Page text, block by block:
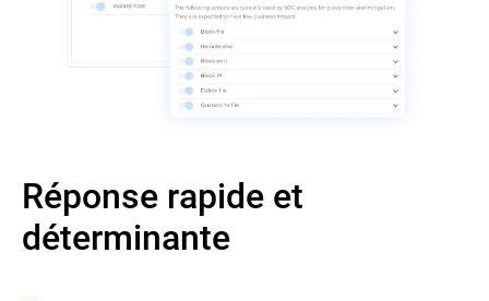
Réponse rapide et
déterminante